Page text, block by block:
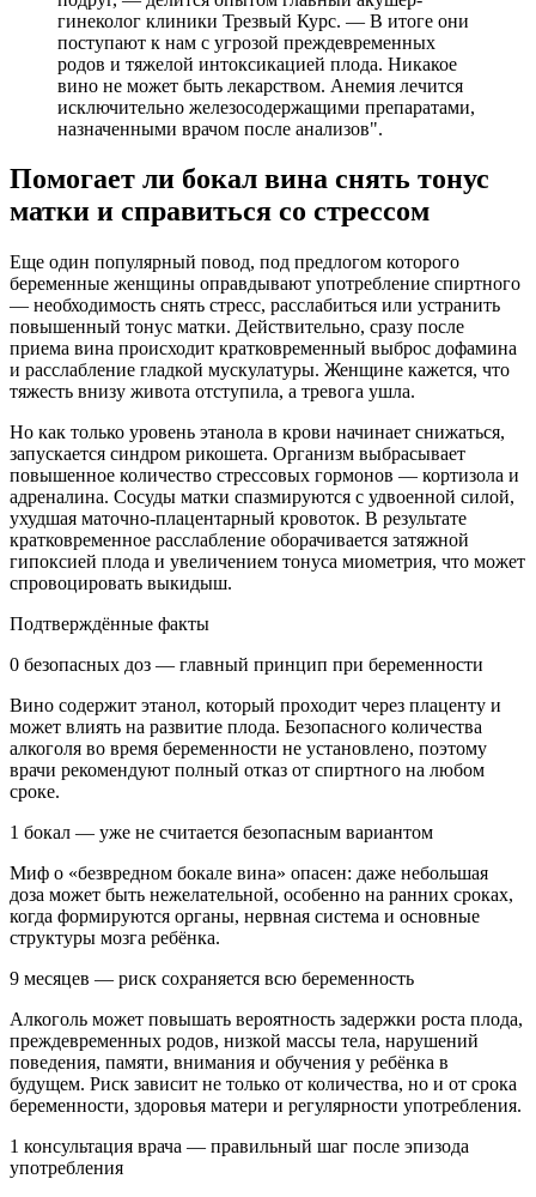
гинеколог клиники Трезвый Курс. — В итоге они
поступают к нам с угрозой преждевременных
родов и тяжелой интоксикацией плода. Никакое
вино не может быть лекарством. Анемия лечится
исключительно железосодержащими препаратами,
назначенными врачом после анализов".
Помогает ли бокал вина снять тонус
матки и справиться со стрессом
Еще один популярный повод, под предлогом которого
беременные женщины оправдывают употребление спиртного
— необходимость снять стресс, расслабиться или устранить
повышенный тонус матки. Действительно, сразу после
приема вина происходит кратковременный выброс дофамина
и расслабление гладкой мускулатуры. Женщине кажется, что
тяжесть внизу живота отступила, а тревога ушла.
Но как только уровень этанола в крови начинает снижаться,
запускается синдром рикошета. Организм выбрасывает
повышенное количество стрессовых гормонов — кортизола и
адреналина. Сосуды матки спазмируются с удвоенной силой,
ухудшая маточно-плацентарный кровоток. В результате
кратковременное расслабление оборачивается затяжной
гипоксией плода и увеличением тонуса миометрия, что может
спровоцировать выкидыш.
Подтверждённые факты
0 безопасных доз — главный принцип при беременности
Вино содержит этанол, который проходит через плаценту и
может влиять на развитие плода. Безопасного количества
алкоголя во время беременности не установлено, поэтому
врачи рекомендуют полный отказ от спиртного на любом
сроке.
1 бокал — уже не считается безопасным вариантом
Миф о «безвредном бокале вина» опасен: даже небольшая
доза может быть нежелательной, особенно на ранних сроках,
когда формируются органы, нервная система и основные
структуры мозга ребёнка.
9 месяцев — риск сохраняется всю беременность
Алкоголь может повышать вероятность задержки роста плода,
преждевременных родов, низкой массы тела, нарушений
поведения, памяти, внимания и обучения у ребёнка в
будущем. Риск зависит не только от количества, но и от срока
беременности, здоровья матери и регулярности употребления.
1 консультация врача — правильный шаг после эпизода
употребления